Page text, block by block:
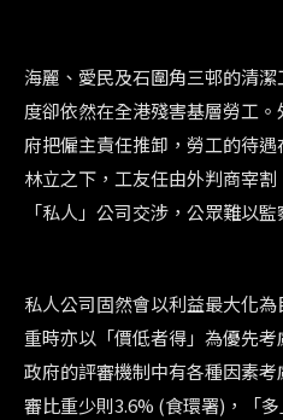
海麗、愛民及石圍角三邨的清
度卻依然在全港殘害基層勞工
府把僱主責任推卸，勞工的待
林立之下，工友任由外判商宰
「私人」公司交涉，公眾難以監
私人公司固然會以利益最大化
重時亦以「價低者得」為優先
政府的評審機制中有各種因素
審比重少則3.6% (食環署)，「